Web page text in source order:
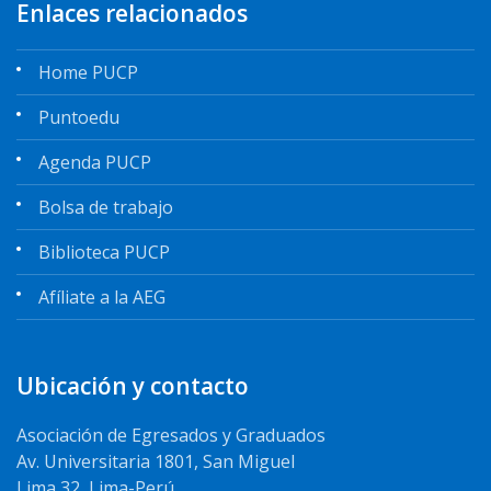
Enlaces relacionados
Home PUCP
Puntoedu
Agenda PUCP
Bolsa de trabajo
Biblioteca PUCP
Afíliate a la AEG
Ubicación y contacto
Asociación de Egresados y Graduados
Av. Universitaria 1801, San Miguel